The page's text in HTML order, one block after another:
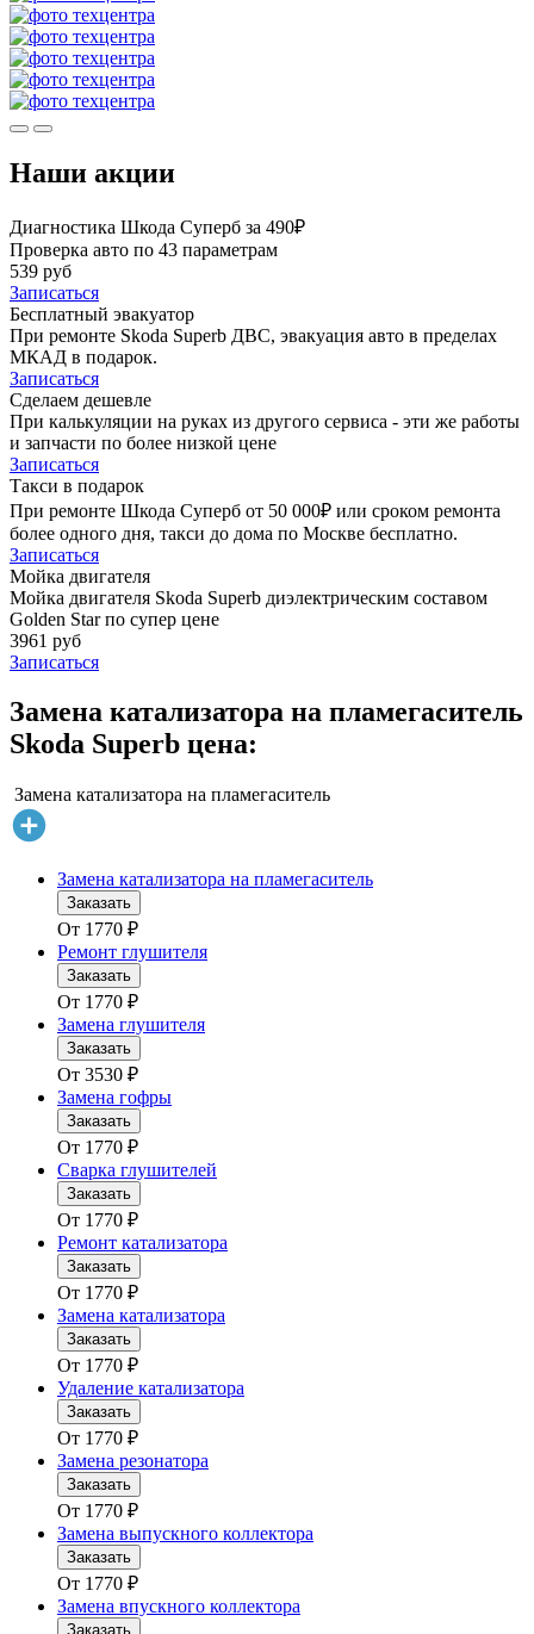
Наши акции
Диагностика Шкода Суперб за 490₽
Проверка авто по 43 параметрам
539 руб
Записаться
Бесплатный эвакуатор
При ремонте Skoda Superb ДВС, эвакуация авто в пределах
МКАД в подарок.
Записаться
Сделаем дешевле
При калькуляции на руках из другого сервиса - эти же работы
и запчасти по более низкой цене
Записаться
Такси в подарок
При ремонте Шкода Суперб от 50 000₽ или сроком ремонта
более одного дня, такси до дома по Москве бесплатно.
Записаться
Мойка двигателя
Мойка двигателя Skoda Superb диэлектрическим составом
Golden Star по супер цене
3961 руб
Записаться
Замена катализатора на пламегаситель
Skoda Superb цена:
Замена катализатора на пламегаситель
Замена катализатора на пламегаситель
Заказать
От 1770 ₽
Ремонт глушителя
Заказать
От 1770 ₽
Замена глушителя
Заказать
От 3530 ₽
Замена гофры
Заказать
От 1770 ₽
Сварка глушителей
Заказать
От 1770 ₽
Ремонт катализатора
Заказать
От 1770 ₽
Замена катализатора
Заказать
От 1770 ₽
Удаление катализатора
Заказать
От 1770 ₽
Замена резонатора
Заказать
От 1770 ₽
Замена выпускного коллектора
Заказать
От 1770 ₽
Замена впускного коллектора
Заказать